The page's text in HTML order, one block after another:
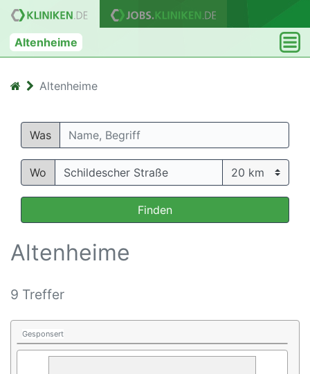
Altenheime
Altenheime
Was
Wo
Finden
Altenheime
9 Treffer
Gesponsert